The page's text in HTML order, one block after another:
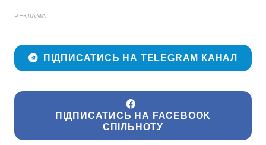
РЕКЛАМА
ПІДПИСАТИСЬ НА TELEGRAM КАНАЛ
ПІДПИСАТИСЬ НА FACEBOOK
СПІЛЬНОТУ